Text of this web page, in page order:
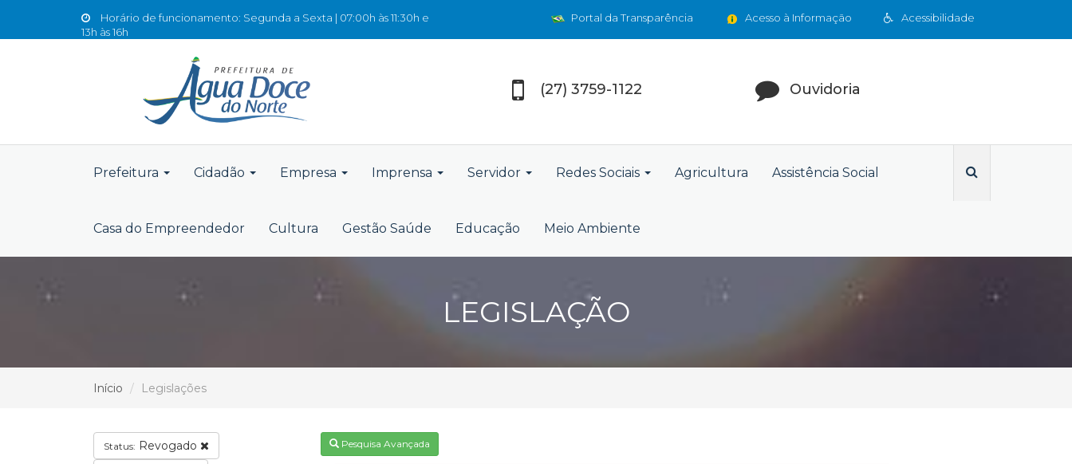
Horário de funcionamento: Segunda a Sexta | 07:00h às 11:30h e
13h às 16h
Acessibilidade
Acesso à Informação
Portal da Transparência
(27) 3759-1122 Ouvidoria
Prefeitura Cidadão Empresa Imprensa Servidor Redes Sociais Agricultura Assistência Social
Casa do Empreendedor Cultura Gestão Saúde Educação Meio Ambiente
LEGISLAÇÃO
Início Legislações
Status: Revogado Pesquisa Avançada